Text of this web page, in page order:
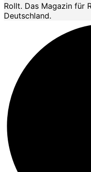
Rollt. Das Magazin für
Deutschland.